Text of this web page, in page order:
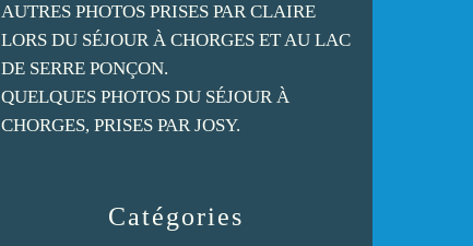
Catégories
AUTRES PHOTOS PRISES PAR CLAIRE
LORS DU SÉJOUR À CHORGES ET AU LAC
DE SERRE PONÇON.
QUELQUES PHOTOS DU SÉJOUR À
CHORGES, PRISES PAR JOSY.